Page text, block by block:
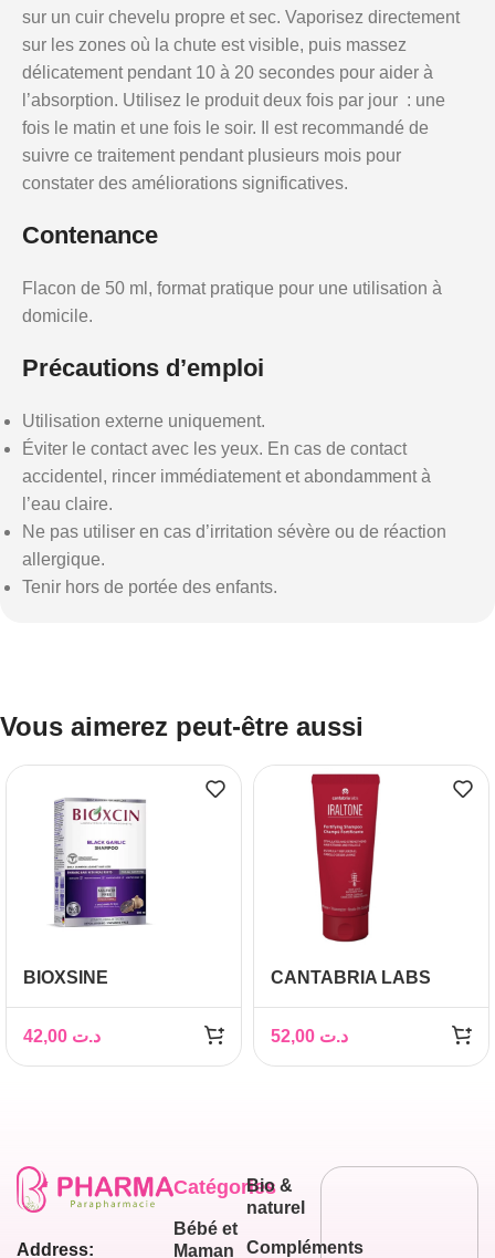
sur un cuir chevelu propre et sec. Vaporisez directement
sur les zones où la chute est visible, puis massez
délicatement pendant 10 à 20 secondes pour aider à
l’absorption. Utilisez le produit deux fois par jour : une
fois le matin et une fois le soir. Il est recommandé de
suivre ce traitement pendant plusieurs mois pour
constater des améliorations significatives.
Contenance
Flacon de 50 ml, format pratique pour une utilisation à
domicile.
Précautions d’emploi
Utilisation externe uniquement.
Éviter le contact avec les yeux. En cas de contact
accidentel, rincer immédiatement et abondamment à
l’eau claire.
Ne pas utiliser en cas d’irritation sévère ou de réaction
allergique.
Tenir hors de portée des enfants.
Vous aimerez peut-être aussi
BIOXSINE
VEGETAL A L’AIL NOIR
300ML
د.ت
CANTABRIA LABS
SHAMPOING
FORTIFIANT 200ML
د.ت
Address:
Catégories
Bébé et
Maman
Bio &
naturel
Compléments